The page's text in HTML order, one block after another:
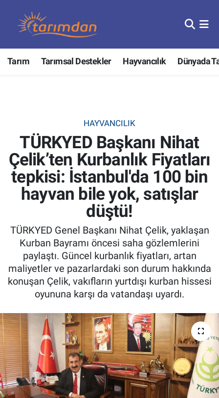
Tarım Tarımsal Destekler Hayvancılık Dünyada
HAYVANCILIK
TÜRKYED Başkanı Nihat
Çelik’ten Kurbanlık Fiyatları
tepkisi: İstanbul'da 100 bin
hayvan bile yok, satışlar
düştü!
TÜRKYED Genel Başkanı Nihat Çelik, yaklaşan
Kurban Bayramı öncesi saha gözlemlerini
paylaştı. Güncel kurbanlık fiyatları, artan
maliyetler ve pazarlardaki son durum hakkında
konuşan Çelik, vakıfların yurtdışı kurban hissesi
oyununa karşı da vatandaşı uyardı.
Tarım
Hayvancılık
Tarımsal Destekler
Tarım Bakanlığı
TZOB
Tarım Kredi Kooperatifleri
Pankobirlik
Et fiyatları
Tarım Bilgisi
Yetiştirici Soruyor
Dünyada Tarım
Üretici Birlikleri
Şeker ve Şekerli Mamüller
Nöbetçi Eczaneler
Hava Durumu
Tüm Manşetler
Son Dakika Haberleri
Haber Arşivi